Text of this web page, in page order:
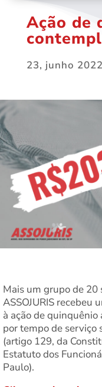
Ação de
23, junho
Mais um grupo de 20
ASSOJURIS recebeu
à ação de
por tempo de serviço
(artigo 129, da
Estatuto dos
Paulo).